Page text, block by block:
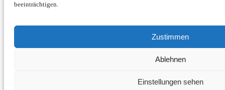
beeinträchtigen.
Zustimmen
Ablehnen
Einstellungen sehen